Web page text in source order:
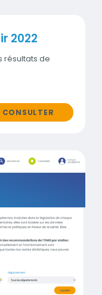
2022
résultats de
CONSULTER
de mesure